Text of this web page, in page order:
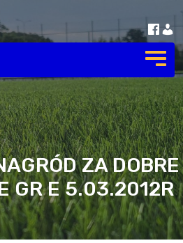
ZA DOBRE
GR E 5.03.2012R